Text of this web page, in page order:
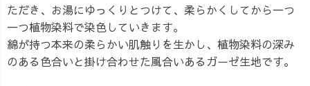
ただき、お湯にゆっくりとつけて、柔らかくしてから一つ
一つ植物染料で染色していきます。
綿が持つ本来の柔らかい肌触りを生かし、植物染料の深み
のある色合いと掛け合わせた風合いあるガーゼ生地です。